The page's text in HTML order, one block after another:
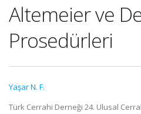
Altemeier ve
Prosedürleri
Yaşar N. F.
Türk Cerrahi Derneği 24. Ulusal